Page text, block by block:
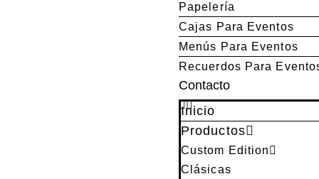
Papelería
Cajas Para Eventos
Menús Para Eventos
Recuerdos Para
Contacto
Inicio
Productos
Custom Edition
Clásicas